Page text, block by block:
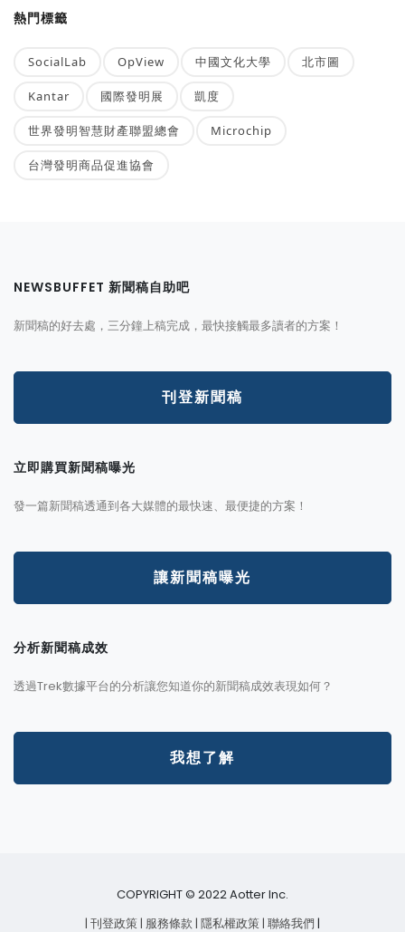
熱門標籤
SocialLab OpView 中國文化大學 北市圖
Kantar 國際發明展 凱度
世界發明智慧財產聯盟總會 Microchip
台灣發明商品促進協會
NEWSBUFFET 新聞稿自助吧
新聞稿的好去處，三分鐘上稿完成，最快接觸最多讀者的方案！
刊登新聞稿
立即購買新聞稿曝光
發一篇新聞稿透通到各大媒體的最快速、最便捷的方案！
讓新聞稿曝光
分析新聞稿成效
透過Trek數據平台的分析讓您知道你的新聞稿成效表現如何？
我想了解
COPYRIGHT © 2022 Aotter Inc.
| 刊登政策| 服務條款 | 隱私權政策| 聯絡我們 |